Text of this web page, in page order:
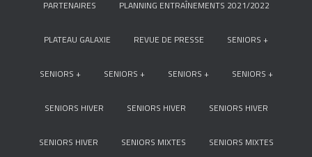
PARTENAIRES PLANNING ENTRAÎNEMENTS 2021/2022
PLATEAU GALAXIE REVUE DE PRESSE SENIORS +
SENIORS + SENIORS + SENIORS + SENIORS +
SENIORS HIVER SENIORS HIVER SENIORS HIVER
SENIORS HIVER SENIORS MIXTES SENIORS MIXTES